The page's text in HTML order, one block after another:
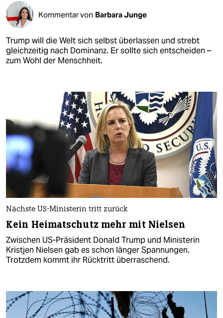
Kommentar von Barbara Junge
Trump will die Welt sich selbst überlassen und strebt
gleichzeitig nach Dominanz. Er sollte sich entscheiden –
zum Wohl der Menschheit.
Nächste US-Ministerin tritt zurück
Kein Heimatschutz mehr mit Nielsen
Zwischen US-Präsident Donald Trump und Ministerin
Kristjen Nielsen gab es schon länger Spannungen.
Trotzdem kommt ihr Rücktritt überraschend.